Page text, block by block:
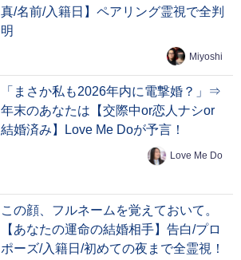
真/名前/入籍日】ペアリング霊視で全判
明
Miyoshi
「まさか私も2026年内に電撃婚？」⇒
年末のあなたは【交際中or恋人ナシor
結婚済み】Love Me Doが予言！
Love Me Do
この顔、フルネームを覚えておいて。
【あなたの運命の結婚相手】告白/プロ
ポーズ/入籍日/初めての夜まで全霊視！